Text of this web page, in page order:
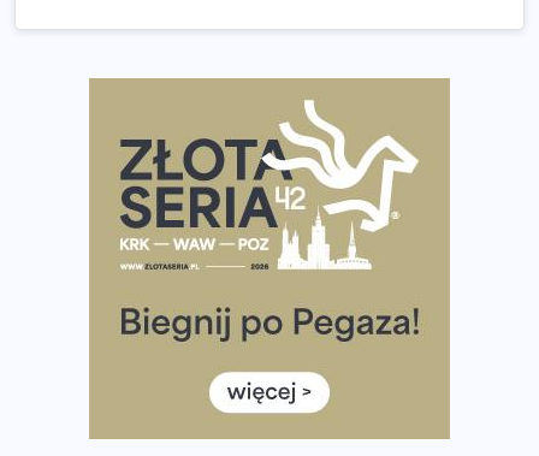
Praska 5k Run gospodarzem Mistrzostw Polski
Największy Bieg Powstania Warszawskiego w historii.
Ponad 12 tysięcy uczestników pobiegło dla Bohaterów!
Tętno vs tempo – czym kierować się w bieganiu?
Co ma dużo białka? Produkty, które warto włączyć do
Rozbiegany Olsztyn szykuje się na weekend z
Już w tę sobotę 35. Bieg Powstania Warszawskiego.
Wystartuje rekordowa liczba uczestników
35. Bieg Powstania Warszawskiego – praktyczny
poradnik przed startem